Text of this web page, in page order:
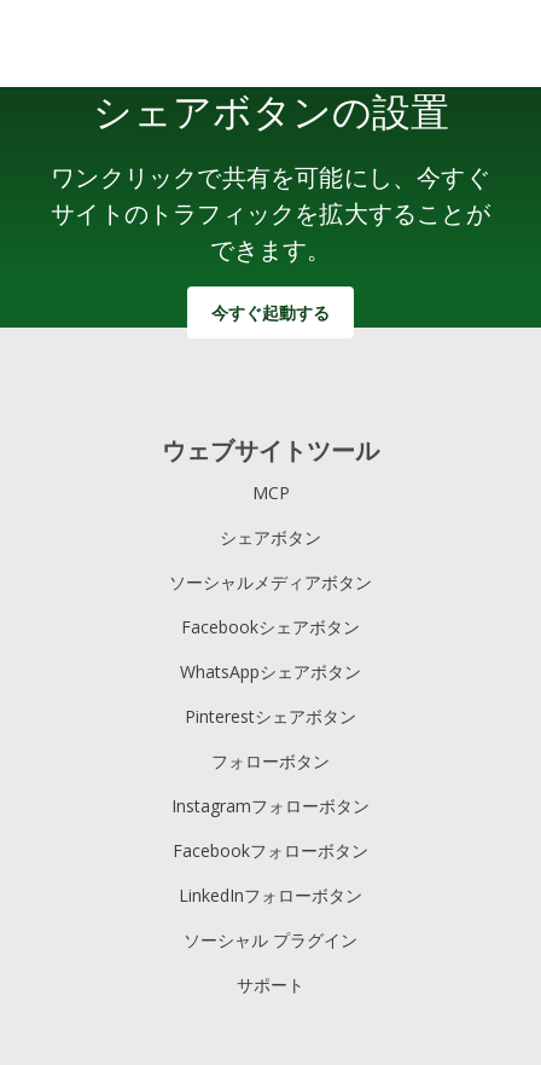
シェアボタンの設置
ワンクリックで共有を可能にし、今すぐ
サイトのトラフィックを拡大することが
できます。
今すぐ起動する
ウェブサイトツール
MCP
シェアボタン
ソーシャルメディアボタン
Facebookシェアボタン
WhatsAppシェアボタン
Pinterestシェアボタン
フォローボタン
Instagramフォローボタン
Facebookフォローボタン
LinkedInフォローボタン
ソーシャル プラグイン
サポート